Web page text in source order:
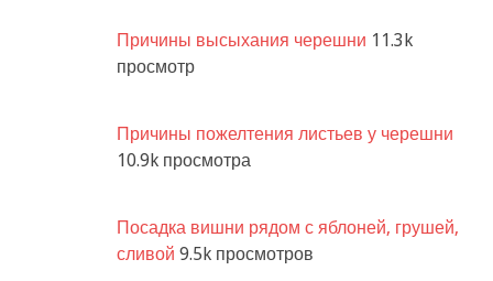
Причины высыхания черешни 11.3k
просмотр
Причины пожелтения листьев у черешни
10.9k просмотра
Посадка вишни рядом с яблоней, грушей,
сливой 9.5k просмотров